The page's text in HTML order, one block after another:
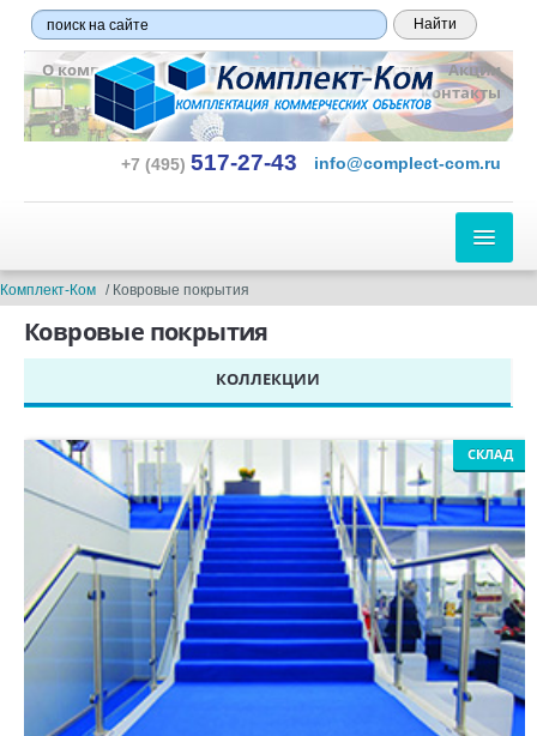
О компании Оплата и доставка Новости
Акции
Контакты
+7 (495) 517-27-43 info@complect-com.ru
ЛИНОЛЕУМ
ПО ТИПУ:
Коммерческий
Гетерогенный
Гомогенный
Натуральный (мармолеум)
LVT Клеевая кварцвиниловая плитка
Специализированный
Антистатический
Токопроводящий
Акустический
Комплект-Ком Ковровые покрытия
Ковровые покрытия
КОЛЛЕКЦИИ
СКЛАД